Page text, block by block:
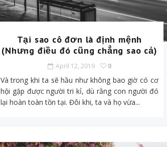
Tại sao cô đơn là định mệnh
(Nhưng điều đó cũng chẳng sao cả)
April 12, 2019 0
Và trong khi ta sẽ hầu như không bao giờ có cơ
hội gặp được người tri kỉ, dù rằng con người đó
lại hoàn toàn tồn tại. Đôi khi, ta và họ vừa...